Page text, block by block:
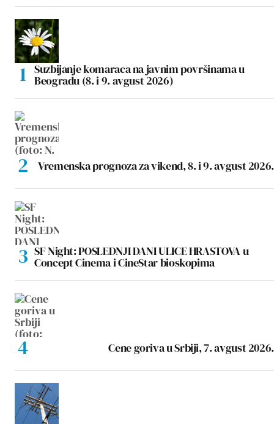
Suzbijanje komaraca na javnim površinama u
Beogradu (8. i 9. avgust 2026)
Vremenska prognoza za vikend, 8. i 9. avgust 2026.
SF Night: POSLEDNJI DANI ULICE HRASTOVA u
Concept Cinema i CineStar bioskopima
Cene goriva u Srbiji, 7. avgust 2026.